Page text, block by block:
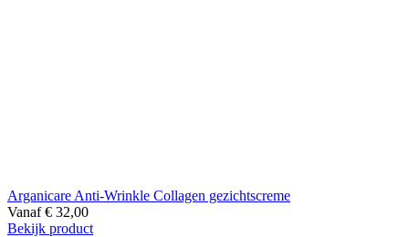
Arganicare Anti-Wrinkle Collagen gezichtscreme
Vanaf € 32,00
Bekijk product